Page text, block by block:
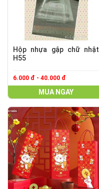
Hộp nhựa gập chữ nhật
H55
6.000 đ - 40.000 đ
MUA NGAY